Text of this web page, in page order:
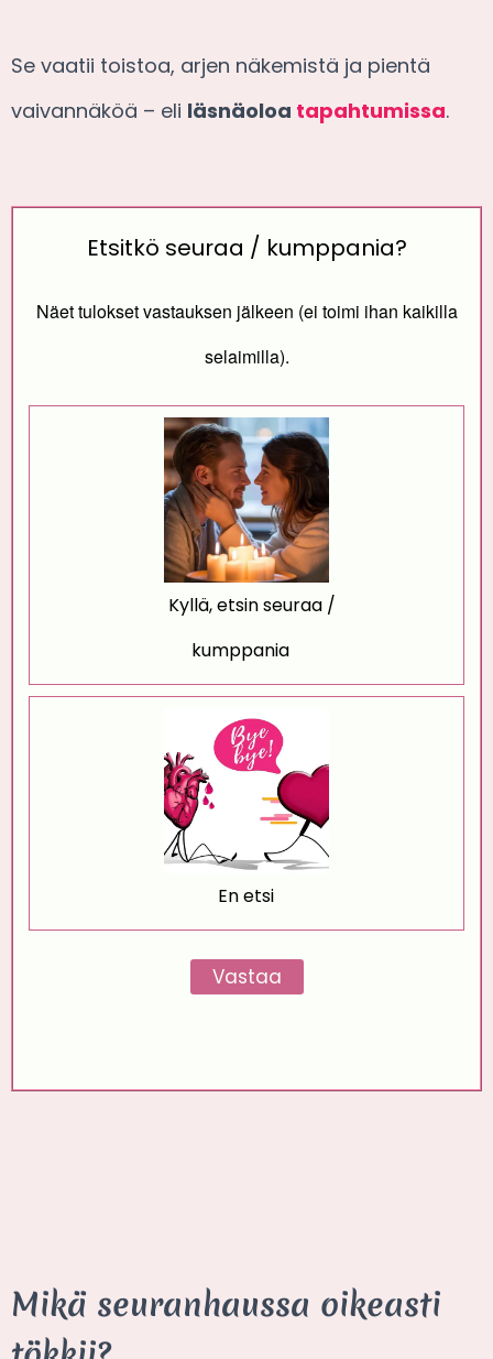
Se vaatii toistoa, arjen näkemistä ja pientä
vaivannäköä – eli läsnäoloa tapahtumissa.
Etsitkö seuraa / kumppania?
Näet tulokset vastauksen jälkeen (ei toimi ihan kaikilla
selaimilla).
Kyllä, etsin seuraa /
kumppania
En etsi
Mikä seuranhaussa oikeasti